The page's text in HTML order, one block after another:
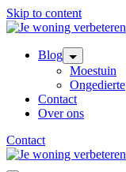
Skip to content
Blog
Moestuin
Ongedierte
Contact
Over ons
Contact